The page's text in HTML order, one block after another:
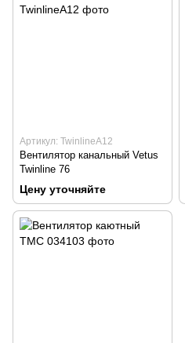
Артикул: TwinlineA12
Вентилятор канальный Vetus
Twinline 76
Цену уточняйте